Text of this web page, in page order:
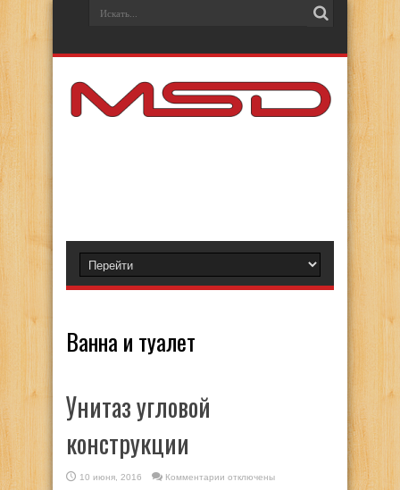
Ванна и туалет
Унитаз угловой
конструкции
10 июня, 2016 Комментарии отключены